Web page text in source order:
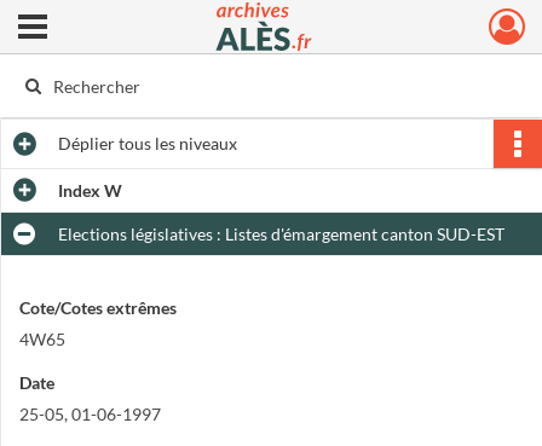
Archives municipales d'Alès
Ouvrir le menu déroulant
Dépliertous les niveaux
Index W
Elections législatives : Listes d'émargement canton SUD-EST
Cote/Cotes extrêmes
4W65
Date
25-05, 01-06-1997